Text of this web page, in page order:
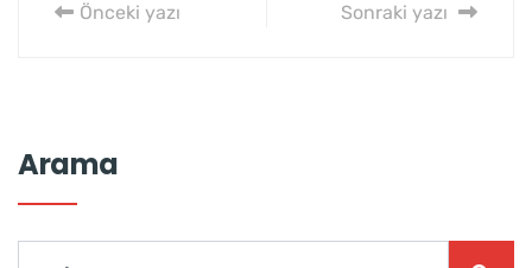
Önceki yazı Sonraki yazı
Arama